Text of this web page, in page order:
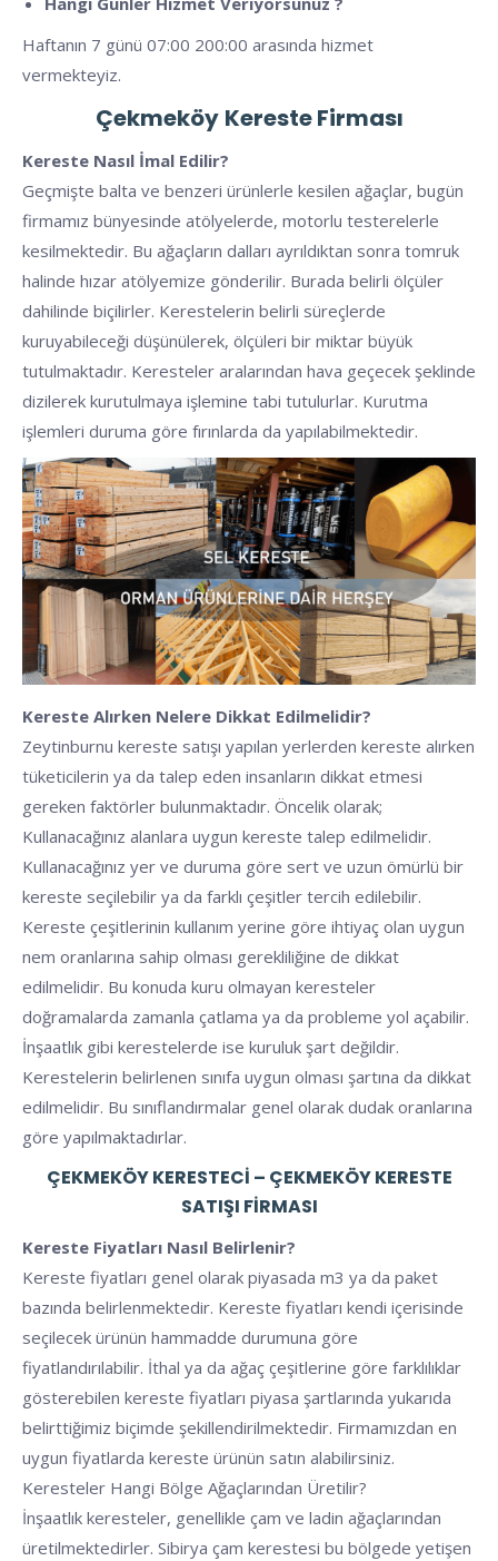
Haftanın 7 günü 07:00 200:00 arasında hizmet
vermekteyiz.
Çekmeköy Kereste Firması
Kereste Nasıl İmal Edilir?
Geçmişte balta ve benzeri ürünlerle kesilen ağaçlar, bugün
firmamız bünyesinde atölyelerde, motorlu testerelerle
kesilmektedir. Bu ağaçların dalları ayrıldıktan sonra tomruk
halinde hızar atölyemize gönderilir. Burada belirli ölçüler
dahilinde biçilirler. Kerestelerin belirli süreçlerde
kuruyabileceği düşünülerek, ölçüleri bir miktar büyük
tutulmaktadır. Keresteler aralarından hava geçecek şeklinde
dizilerek kurutulmaya işlemine tabi tutulurlar. Kurutma
işlemleri duruma göre fırınlarda da yapılabilmektedir.
Kereste Alırken Nelere Dikkat Edilmelidir?
Zeytinburnu kereste satışı yapılan yerlerden kereste alırken
tüketicilerin ya da talep eden insanların dikkat etmesi
gereken faktörler bulunmaktadır. Öncelik olarak;
Kullanacağınız alanlara uygun kereste talep edilmelidir.
Kullanacağınız yer ve duruma göre sert ve uzun ömürlü bir
kereste seçilebilir ya da farklı çeşitler tercih edilebilir.
Kereste çeşitlerinin kullanım yerine göre ihtiyaç olan uygun
nem oranlarına sahip olması gerekliliğine de dikkat
edilmelidir. Bu konuda kuru olmayan keresteler
doğramalarda zamanla çatlama ya da probleme yol açabilir.
İnşaatlık gibi kerestelerde ise kuruluk şart değildir.
Kerestelerin belirlenen sınıfa uygun olması şartına da dikkat
edilmelidir. Bu sınıflandırmalar genel olarak dudak oranlarına
göre yapılmaktadırlar.
ÇEKMEKÖY KERESTECI – ÇEKMEKÖY KERESTE
SATIŞI FIRMASI
Kereste Fiyatları Nasıl Belirlenir?
Kereste fiyatları genel olarak piyasada m3 ya da paket
bazında belirlenmektedir. Kereste fiyatları kendi içerisinde
seçilecek ürünün hammadde durumuna göre
fiyatlandırılabilir. İthal ya da ağaç çeşitlerine göre farklılıklar
gösterebilen kereste fiyatları piyasa şartlarında yukarıda
belirttiğimiz biçimde şekillendirilmektedir. Firmamızdan en
uygun fiyatlarda kereste ürünün satın alabilirsiniz.
Keresteler Hangi Bölge Ağaçlarından Üretilir?
İnşaatlık keresteler, genellikle çam ve ladin ağaçlarından
üretilmektedirler. Sibirya çam kerestesi bu bölgede yetişen